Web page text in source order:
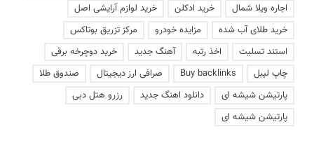
اجاره ویلا شمال
خرید ادکلن
خرید لوازم آرایشی اصل
خرید طلای آب شده
مزایده خودرو
مرکز تزریق بوتاکس
استند تسلیت
اخذ رتبه آهنگ جدید
خرید دوچرخه برقی
چاپ لیبل
Buy backlinks صرافی ارز دیجیتال
صندوق طلا
پارتیشن شیشه ای
دانلود اهنگ جدید
رزرو هتل دبی
پارتیشن شیشه ای